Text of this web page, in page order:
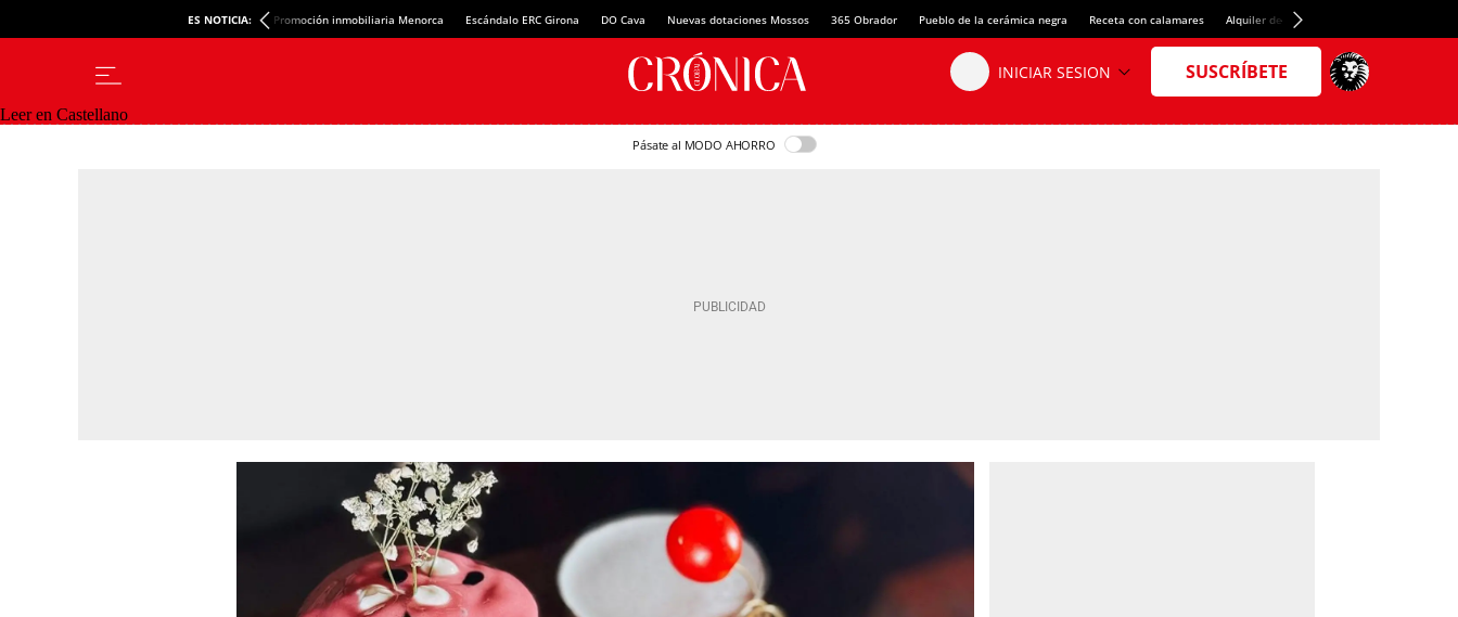
ES NOTICIA: Promoción inmobiliaria Menorca Escándalo ERC Girona DO Cava Nuevas dotaciones Mossos 365 Obrador Pueblo de la cerámica negra Receta con calamares Alquiler de habitaciones en España
Leer en Castellano
Pásate al MODO AHORRO